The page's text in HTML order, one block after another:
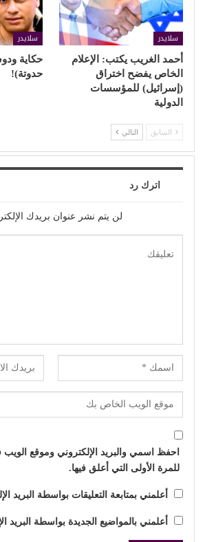
سلايدر
أحمد الغريب يكتب: الإعلام
الخاص يفضح اختراق
(إسرائيل) للمؤسسات
الدولية
سلايدر
حكاية
حدوتة)!
السابق التالي
اترك رد
لن يتم نشر عنوان بريدك
احفظ اسمي والبريد الإلكتروني وموقع
للمرة الأولى التي أعلق فيها.
أعلمني بمتابعة التعليقات بواسطة البريد
أعلمني بالمواضيع الجديدة بواسطة البريد